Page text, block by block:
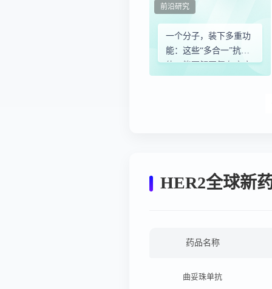
一个分子，装下多重功
能：这些“多合一”抗
体，能否解开复杂疾病
前沿研究
HER2全球新
药品名称
曲妥珠单抗